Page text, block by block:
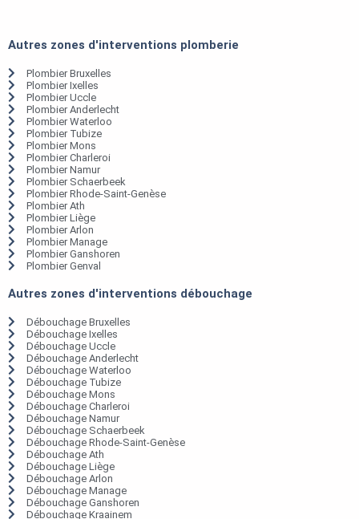
Autres zones d'interventions plomberie
Plombier Bruxelles
Plombier Ixelles
Plombier Uccle
Plombier Anderlecht
Plombier Waterloo
Plombier Tubize
Plombier Mons
Plombier Charleroi
Plombier Namur
Plombier Schaerbeek
Plombier Rhode-Saint-Genèse
Plombier Ath
Plombier Liège
Plombier Arlon
Plombier Manage
Plombier Ganshoren
Plombier Genval
Autres zones d'interventions débouchage
Débouchage Bruxelles
Débouchage Ixelles
Débouchage Uccle
Débouchage Anderlecht
Débouchage Waterloo
Débouchage Tubize
Débouchage Mons
Débouchage Charleroi
Débouchage Namur
Débouchage Schaerbeek
Débouchage Rhode-Saint-Genèse
Débouchage Ath
Débouchage Liège
Débouchage Arlon
Débouchage Manage
Débouchage Ganshoren
Débouchage Kraainem